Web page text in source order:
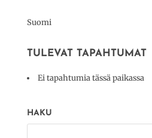
Suomi
TULEVAT TAPAHTUMAT
Ei tapahtumia tässä paikassa
HAKU